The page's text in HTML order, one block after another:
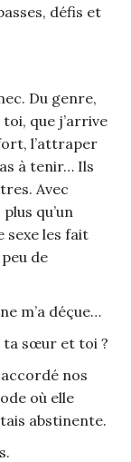
défis et
Du genre,
que j’arrive
l’attraper
à tenir… Ils
Avec
qu’un
sexe les fait
de
m’a déçue…
ta sœur et toi ?
accordé nos
où elle
abstinente.